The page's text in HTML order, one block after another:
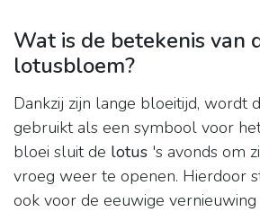
Wat is de betekenis van
lotusbloem?
Dankzij zijn lange bloeitijd, wordt
gebruikt als een symbool voor
bloei sluit de lotus 's avonds om
vroeg weer te openen. Hierdoor
ook voor de eeuwige